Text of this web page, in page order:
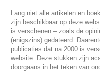
Lang niet alle artikelen en
zijn beschikbaar op deze
is verschenen – zoals de
(enigszins) gedateerd.
publicaties dat na 2000 is
website. Deze stukken zijn
doorgaans in het teken van